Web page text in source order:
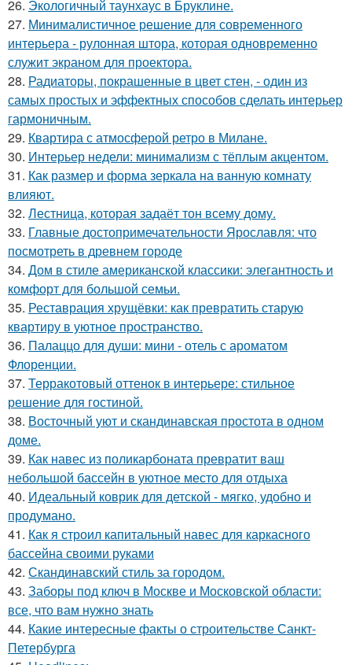
26. Экологичный таунхаус в Бруклине.
27. Минималистичное решение для современного
интерьера - рулонная штора, которая одновременно
служит экраном для проектора.
28. Радиаторы, покрашенные в цвет стен, - один из
самых простых и эффектных способов сделать интерьер
гармоничным.
29. Квартира с атмосферой ретро в Милане.
30. Интерьер недели: минимализм с тёплым акцентом.
31. Как размер и форма зеркала на ванную комнату
влияют.
32. Лестница, которая задаёт тон всему дому.
33. Главные достопримечательности Ярославля: что
посмотреть в древнем городе
34. Дом в стиле американской классики: элегантность и
комфорт для большой семьи.
35. Реставрация хрущёвки: как превратить старую
квартиру в уютное пространство.
36. Палаццо для души: мини - отель с ароматом
Флоренции.
37. Терракотовый оттенок в интерьере: стильное
решение для гостиной.
38. Восточный уют и скандинавская простота в одном
доме.
39. Как навес из поликарбоната превратит ваш
небольшой бассейн в уютное место для отдыха
40. Идеальный коврик для детской - мягко, удобно и
продумано.
41. Как я строил капитальный навес для каркасного
бассейна своими руками
42. Скандинавский стиль за городом.
43. Заборы под ключ в Москве и Московской области:
все, что вам нужно знать
44. Какие интересные факты о строительстве Санкт-
Петербурга